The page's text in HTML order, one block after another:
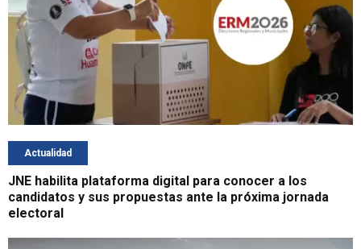
Actualidad
JNE habilita plataforma digital para conocer a los
candidatos y sus propuestas ante la próxima jornada
electoral